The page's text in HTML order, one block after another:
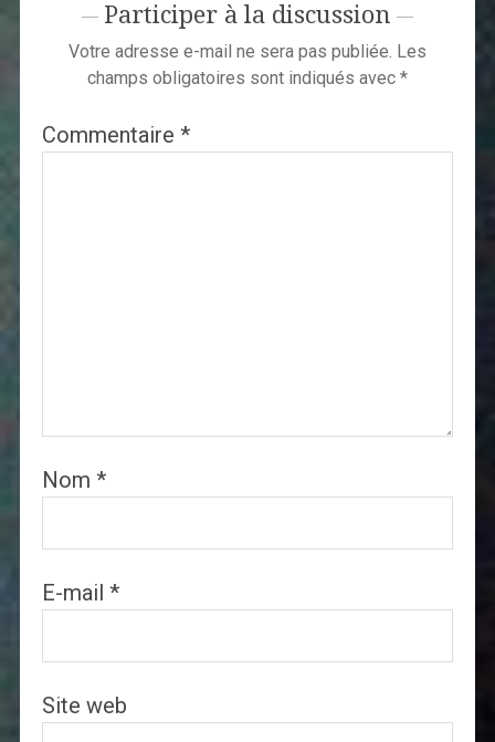
Participer à la discussion
Votre adresse e-mail ne sera pas publiée. Les
champs obligatoires sont indiqués avec *
Commentaire *
Nom *
E-mail *
Site web